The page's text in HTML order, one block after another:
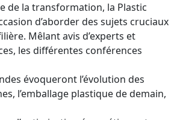
de la transformation, la Plastic
d’aborder des sujets cruciaux
Mêlant avis d’experts et
les différentes conférences
évoqueront l’évolution des
l’emballage plastique de demain,